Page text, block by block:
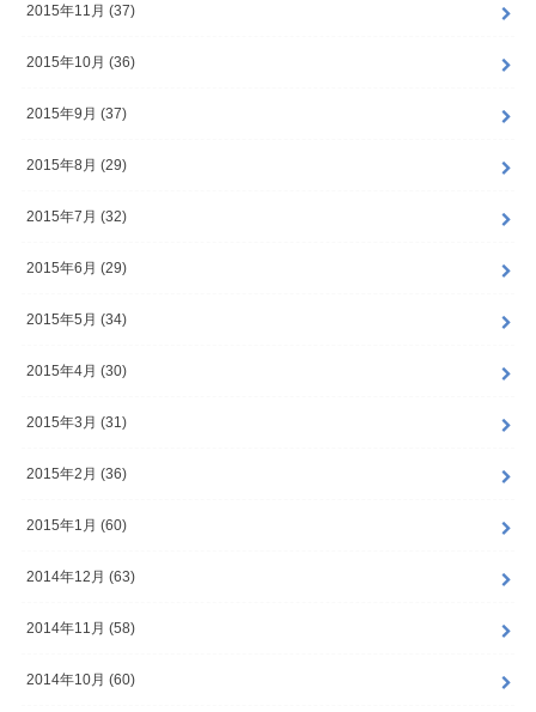
2015年11月 (37)
2015年10月 (36)
2015年9月 (37)
2015年8月 (29)
2015年7月 (32)
2015年6月 (29)
2015年5月 (34)
2015年4月 (30)
2015年3月 (31)
2015年2月 (36)
2015年1月 (60)
2014年12月 (63)
2014年11月 (58)
2014年10月 (60)